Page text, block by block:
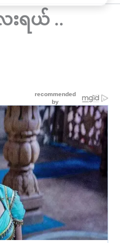
းရယ် ..